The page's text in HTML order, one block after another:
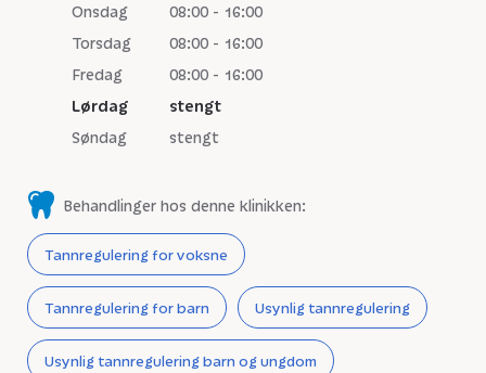
Onsdag
08:00 - 16:00
Torsdag
08:00 - 16:00
Fredag
08:00 - 16:00
Lørdag
stengt
Søndag
stengt
Behandlinger hos denne klinikken:
Tannregulering for voksne
Tannregulering for barn Usynlig tannregulering
Usynlig tannregulering barn og ungdom